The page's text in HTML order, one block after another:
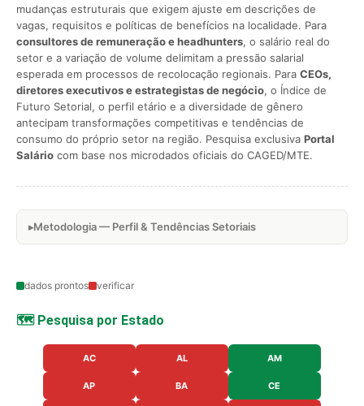
mudanças estruturais que exigem ajuste em descrições de
vagas, requisitos e políticas de benefícios na localidade. Para
consultores de remuneração e headhunters, o salário real do
setor e a variação de volume delimitam a pressão salarial
esperada em processos de recolocação regionais. Para CEOs,
diretores executivos e estrategistas de negócio, o Índice de
Futuro Setorial, o perfil etário e a diversidade de gênero
antecipam transformações competitivas e tendências de
consumo do próprio setor na região. Pesquisa exclusiva Portal
Salário com base nos microdados oficiais do CAGED/MTE.
Metodologia — Perfil & Tendências Setoriais
dados prontos verificar
🗺️ Pesquisa por Estado
AC AL AM
AP BA CE